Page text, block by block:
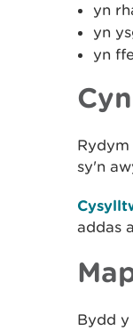
yn
yn
yn
sy'n
addas
Bydd y